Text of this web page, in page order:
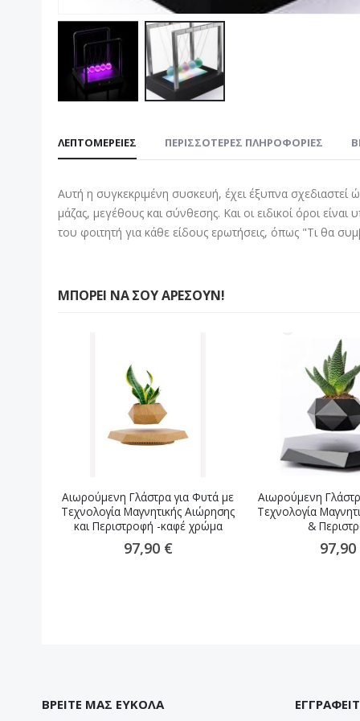
αρχή
συλλογής
εικόνων
ΛΕΠΤΟΜΈΡΕΙΕΣ
Αυτή η συγκεκριμένη συσκευή, έχει έξυπνα σχεδιαστεί
μάζας, μεγέθους και σύνθεσης. Και οι ειδικοί όροι
του φοιτητή για κάθε είδους ερωτήσεις, όπως "Τι θα
ΠΕΡΙΣΣΌΤΕΡΕΣ ΠΛΗΡΟΦΟΡΊΕΣ
ΜΠΟΡΕΊ ΝΑ ΣΟΥ ΑΡΈΣΟΥΝ!
Αιωρούμενη Γλάστρα για Φυτά με
Τεχνολογία Μαγνητικής Αιώρησης
και Περιστροφή -καφέ χρώμα
97,90 €
Αιωρούμενη
Τεχνολογία
&
97,90
ΒΡΕΙΤΕ ΜΑΣ ΕΥΚΟΛΑ